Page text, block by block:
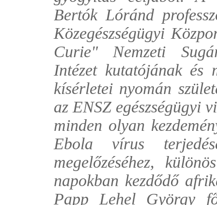
Bertók Lóránd
Közegészségügyi
Curie" Nemzeti
Intézet kutatójának és
kísérletei nyomán
az ENSZ egészségügyi
minden olyan
Ebola vírus
megelőzéséhez,
napokban kezdődő
Papp Lehel György